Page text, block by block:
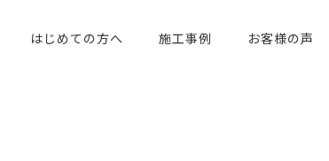
はじめての方へ 施工事例 お客様の声